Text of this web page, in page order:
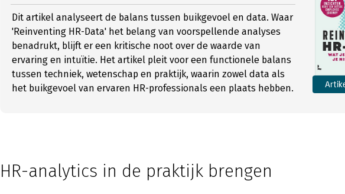
Dit artikel analyseert de balans tussen buikgevoel en data. Waar
'Reinventing HR-Data' het belang van voorspellende analyses
benadrukt, blijft er een kritische noot over de waarde van
ervaring en intuïtie. Het artikel pleit voor een functionele balans
tussen techniek, wetenschap en praktijk, waarin zowel data als
het buikgevoel van ervaren HR-professionals een plaats hebben.
HR-analytics in de praktijk brengen